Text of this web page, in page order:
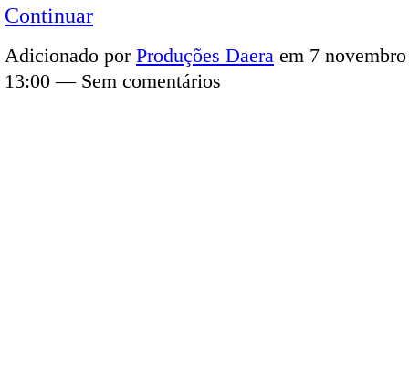
Continuar
Adicionado por Produções Daera em 7
13:00 — Sem comentários